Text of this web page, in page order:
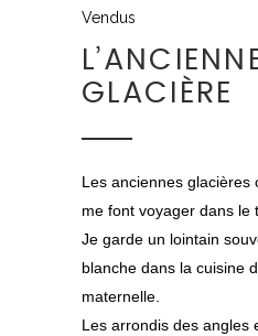
Vendus
GLACIÈRE
Les anciennes glacières
me font voyager dans le
Je garde un lointain
blanche dans la cuisine
maternelle.
Les arrondis des angles